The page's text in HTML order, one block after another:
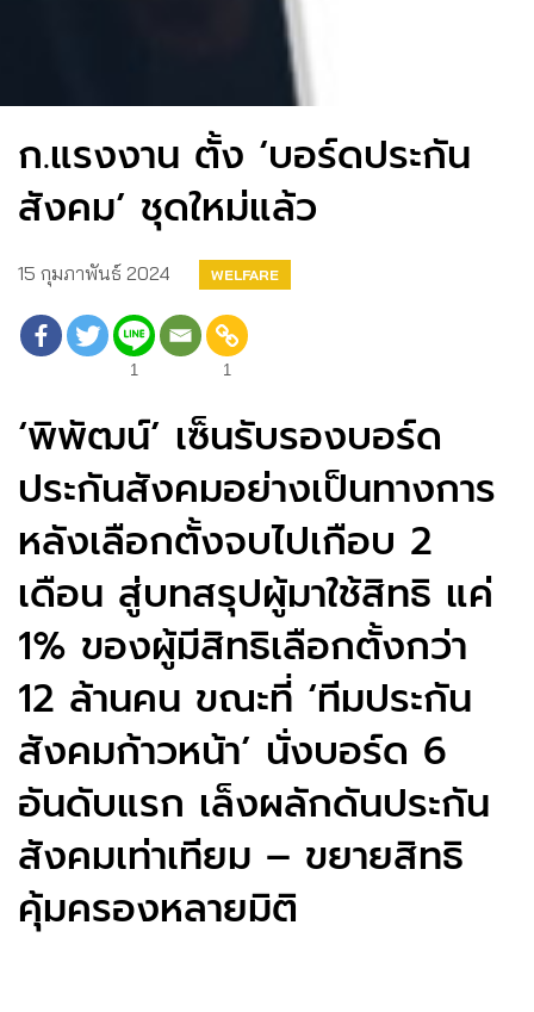
ก.แรงงาน ตั้ง ‘บอร์ดประกัน
สังคม’ ชุดใหม่แล้ว
15 กุมภาพันธ์ 2024 WELFARE
1 1
‘พิพัฒน์’ เซ็นรับรองบอร์ด
ประกันสังคมอย่างเป็นทางการ
หลังเลือกตั้งจบไปเกือบ 2
เดือน สู่บทสรุปผู้มาใช้สิทธิ แค่
1% ของผู้มีสิทธิเลือกตั้งกว่า
12 ล้านคน ขณะที่ ‘ทีมประกัน
สังคมก้าวหน้า’ นั่งบอร์ด 6
อันดับแรก เล็งผลักดันประกัน
สังคมเท่าเทียม – ขยายสิทธิ
คุ้มครองหลายมิติ